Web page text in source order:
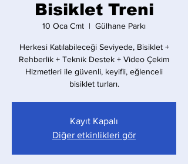
Bisiklet Treni
10 Oca Cmt
  |
Gülhane Parkı
Herkesi Katılabileceği Seviyede, Bisiklet +
Rehberlik + Teknik Destek + Video Çekim
Hizmetleri ile güvenli, keyifli, eğlenceli
bisiklet turları.
Kayıt Kapalı
Diğer etkinlikleri gör